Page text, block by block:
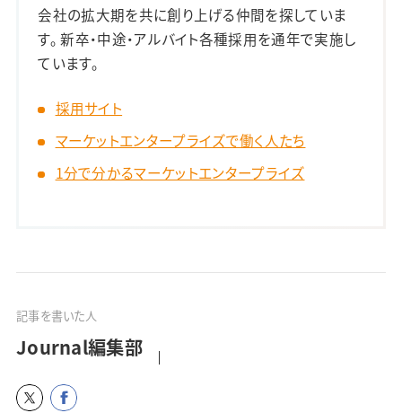
会社の拡大期を共に創り上げる仲間を探していま
す。 新卒・中途・アルバイト各種採用を通年で実施し
ています。
採用サイト
マーケットエンタープライズで働く人たち
1分で分かるマーケットエンタープライズ
記事を書いた人
Journal編集部